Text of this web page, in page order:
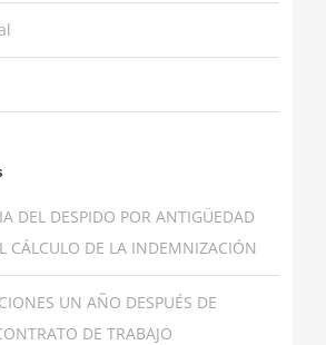
DEL DESPIDO POR ANTIGÜEDAD
CÁLCULO DE LA INDEMNIZACIÓN
UN AÑO DESPUÉS DE
DE TRABAJO